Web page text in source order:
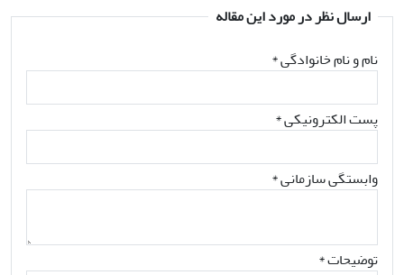
ارسال نظر در مورد این مقاله
نام و نام خانوادگی*
پست الکترونیکی*
وابستگی سازمانی *
توضیحات *